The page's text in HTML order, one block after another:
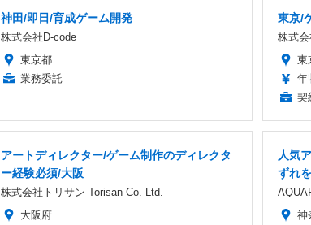
神田/即日/育成ゲーム開発
株式会社D-code
東京都
業務委託
東京/
株式
東
年
契
アートディレクター/ゲーム制作のディレクタ
ー経験必須/大阪
株式会社トリサン Torisan Co. Ltd.
大阪府
人気
ずれ
神